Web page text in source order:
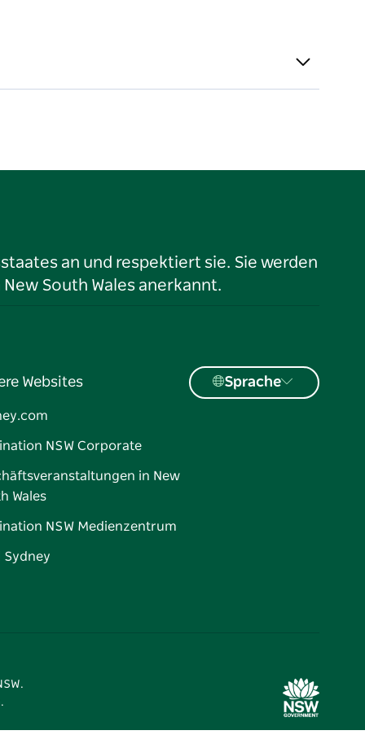
an und respektiert sie. Sie werden
South Wales anerkannt.
Websites
NSW Corporate
in New
Wales
NSW Medienzentrum
Sydney
Sprache